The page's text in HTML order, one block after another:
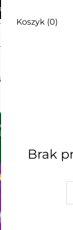
OD 250zł
Koszyk (0)
Brak
do storczyków,